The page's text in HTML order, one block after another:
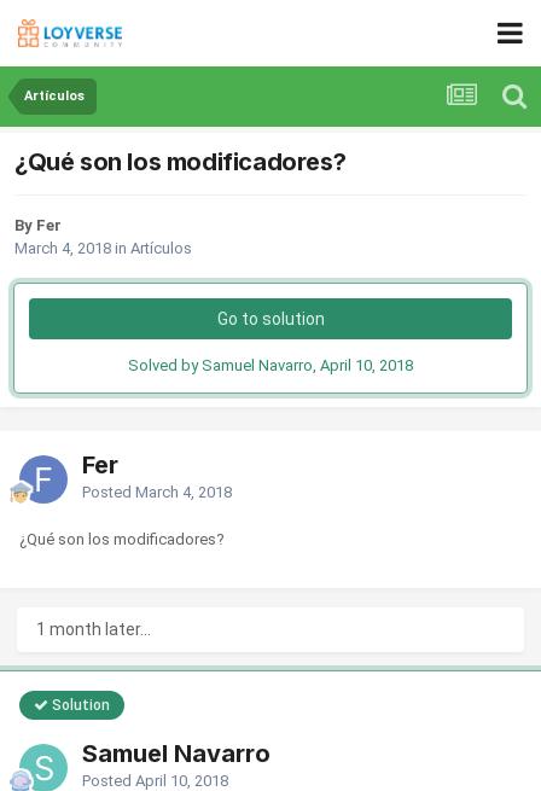
Artículos
¿Qué son los modificadores?
By Fer
March 4, 2018 in Artículos
Go to solution
Solved by Samuel Navarro, April 10, 2018
Fer
Posted March 4, 2018
¿Qué son los modificadores?
1 month later...
Solution
Samuel Navarro
Posted April 10, 2018